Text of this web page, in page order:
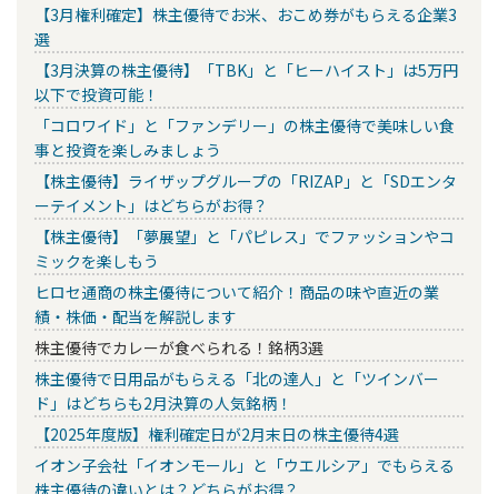
【3月権利確定】株主優待でお米、おこめ券がもらえる企業3
選
【3月決算の株主優待】「TBK」と「ヒーハイスト」は5万円
以下で投資可能！
「コロワイド」と「ファンデリー」の株主優待で美味しい食
事と投資を楽しみましょう
【株主優待】ライザップグループの「RIZAP」と「SDエンタ
ーテイメント」はどちらがお得？
【株主優待】「夢展望」と「パピレス」でファッションやコ
ミックを楽しもう
ヒロセ通商の株主優待について紹介！商品の味や直近の業
績・株価・配当を解説します
株主優待でカレーが食べられる！銘柄3選
株主優待で日用品がもらえる「北の達人」と「ツインバー
ド」はどちらも2月決算の人気銘柄！
【2025年度版】権利確定日が2月末日の株主優待4選
イオン子会社「イオンモール」と「ウエルシア」でもらえる
株主優待の違いとは？どちらがお得？